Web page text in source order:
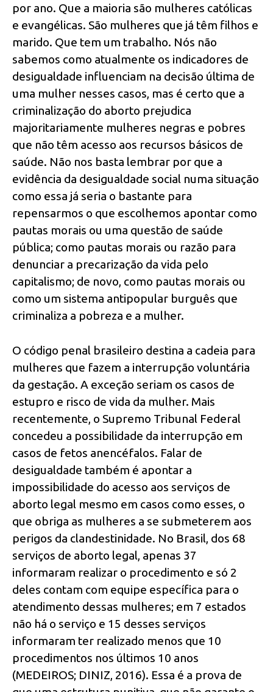
por ano. Que a maioria são mulheres católicas
e evangélicas. São mulheres que já têm filhos e
marido. Que tem um trabalho. Nós não
sabemos como atualmente os indicadores de
desigualdade influenciam na decisão última de
uma mulher nesses casos, mas é certo que a
criminalização do aborto prejudica
majoritariamente mulheres negras e pobres
que não têm acesso aos recursos básicos de
saúde. Não nos basta lembrar por que a
evidência da desigualdade social numa situação
como essa já seria o bastante para
repensarmos o que escolhemos apontar como
pautas morais ou uma questão de saúde
pública; como pautas morais ou razão para
denunciar a precarização da vida pelo
capitalismo; de novo, como pautas morais ou
como um sistema antipopular burguês que
criminaliza a pobreza e a mulher.
O código penal brasileiro destina a cadeia para
mulheres que fazem a interrupção voluntária
da gestação. A exceção seriam os casos de
estupro e risco de vida da mulher. Mais
recentemente, o Supremo Tribunal Federal
concedeu a possibilidade da interrupção em
casos de fetos anencéfalos. Falar de
desigualdade também é apontar a
impossibilidade do acesso aos serviços de
aborto legal mesmo em casos como esses, o
que obriga as mulheres a se submeterem aos
perigos da clandestinidade. No Brasil, dos 68
serviços de aborto legal, apenas 37
informaram realizar o procedimento e só 2
deles contam com equipe específica para o
atendimento dessas mulheres; em 7 estados
não há o serviço e 15 desses serviços
informaram ter realizado menos que 10
procedimentos nos últimos 10 anos
(MEDEIROS; DINIZ, 2016). Essa é a prova de